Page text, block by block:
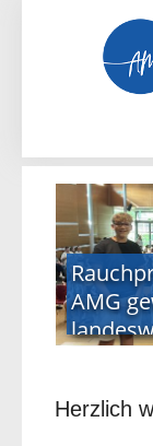
AMG
Herzlich